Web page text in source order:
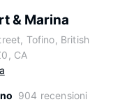
& Marina
Tofino, British
CA
904 recensioni